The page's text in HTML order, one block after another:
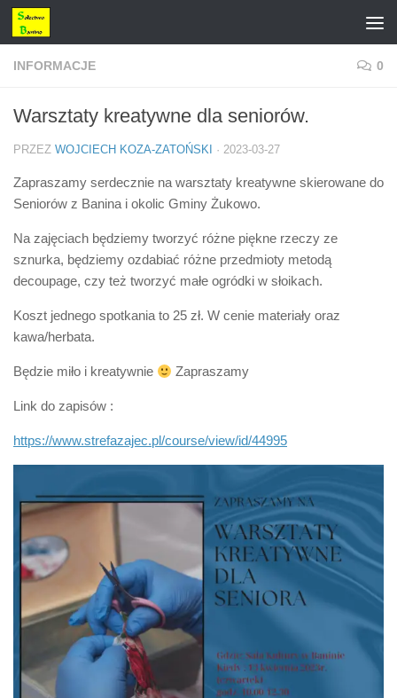
Przejdź do treści
INFORMACJE 0
Warsztaty kreatywne dla seniorów.
PRZEZ WOJCIECH KOZA-ZATOŃSKI · 2023-03-27
Zapraszamy serdecznie na warsztaty kreatywne skierowane do
Seniorów z Banina i okolic Gminy Żukowo.
Na zajęciach będziemy tworzyć różne piękne rzeczy ze
sznurka, będziemy ozdabiać różne przedmioty metodą
decoupage, czy też tworzyć małe ogródki w słoikach.
Koszt jednego spotkania to 25 zł. W cenie materiały oraz
kawa/herbata.
Będzie miło i kreatywnie Zapraszamy
Link do zapisów :
https://www.strefazajec.pl/course/view/id/44995